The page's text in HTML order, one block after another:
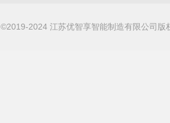
©2019-2024 江苏优智享智能制造有限公司